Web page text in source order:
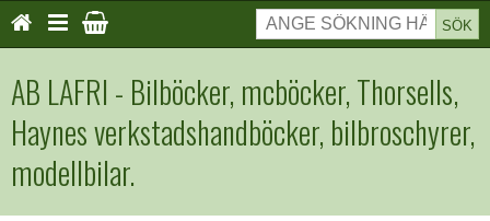
SÖK
AB LAFRI - Bilböcker, mcböcker, Thorsells,
Haynes verkstadshandböcker, bilbroschyrer,
modellbilar.